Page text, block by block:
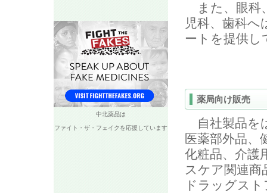
また、眼科
児科、歯科
ートを提供し
薬局向け販売
自社製品を
医薬部外品、
化粧品、介護
スケア関連商
ドラッグス
中北薬品は
ファイト・ザ・フェイクを応援しています